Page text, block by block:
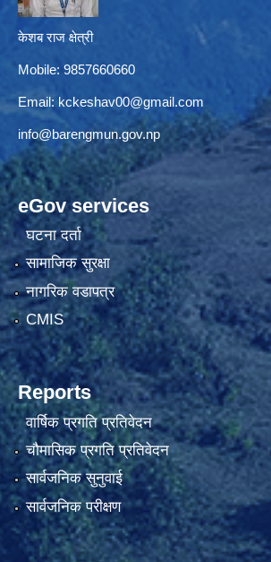
केशब राज क्षेत्री
Mobile: 9857660660
Email: kckeshav00@gmail.com
info@barengmun.gov.np
eGov services
घटना दर्ता
सामाजिक सुरक्षा
नागरिक वडापत्र
CMIS
Reports
वार्षिक प्रगति प्रतिवेदन
चौमासिक प्रगति प्रतिवेदन
सार्वजनिक सुनुवाई
सार्वजनिक परीक्षण